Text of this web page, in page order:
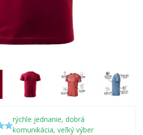
rýchle jednanie, dobrá
komunikácia, veľký výber